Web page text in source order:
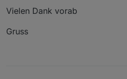
Vielen Dank vorab
Gruss